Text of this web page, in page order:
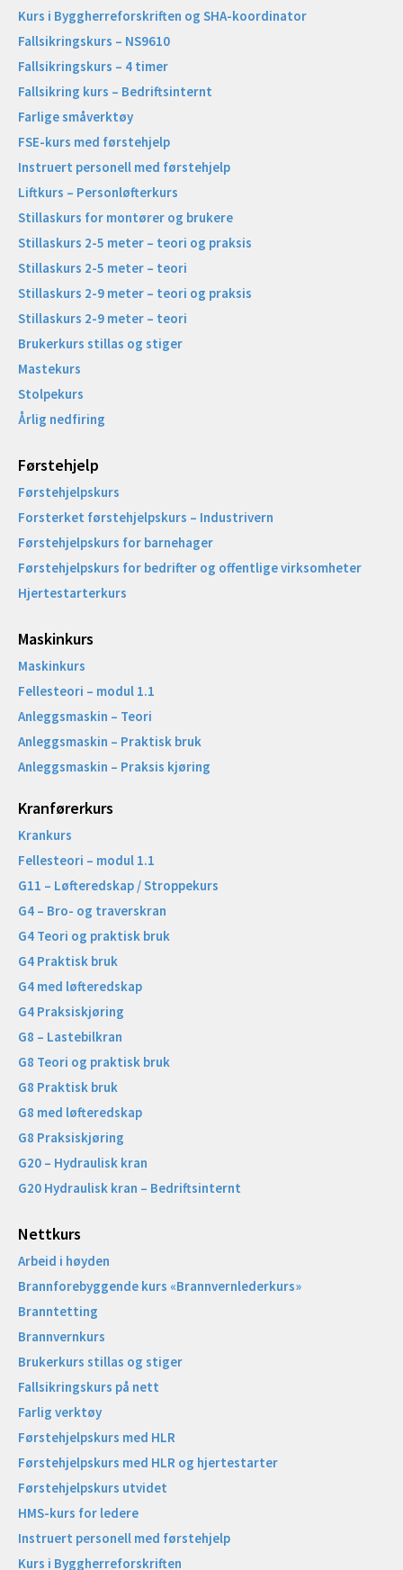
Kurs i Byggherreforskriften og SHA-koordinator
Fallsikringskurs – NS9610
Fallsikringskurs – 4 timer
Fallsikring kurs – Bedriftsinternt
Farlige småverktøy
FSE-kurs med førstehjelp
Instruert personell med førstehjelp
Liftkurs – Personløfterkurs
Stillaskurs for montører og brukere
Stillaskurs 2-5 meter – teori og praksis
Stillaskurs 2-5 meter – teori
Stillaskurs 2-9 meter – teori og praksis
Stillaskurs 2-9 meter – teori
Brukerkurs stillas og stiger
Mastekurs
Stolpekurs
Årlig nedfiring
Førstehjelp
Førstehjelpskurs
Forsterket førstehjelpskurs – Industrivern
Førstehjelpskurs for barnehager
Førstehjelpskurs for bedrifter og offentlige virksomheter
Hjertestarterkurs
Maskinkurs
Maskinkurs
Fellesteori – modul 1.1
Anleggsmaskin – Teori
Anleggsmaskin – Praktisk bruk
Anleggsmaskin – Praksis kjøring
Kranførerkurs
Krankurs
Fellesteori – modul 1.1
G11 – Løfteredskap / Stroppekurs
G4 – Bro- og traverskran
G4 Teori og praktisk bruk
G4 Praktisk bruk
G4 med løfteredskap
G4 Praksiskjøring
G8 – Lastebilkran
G8 Teori og praktisk bruk
G8 Praktisk bruk
G8 med løfteredskap
G8 Praksiskjøring
G20 – Hydraulisk kran
G20 Hydraulisk kran – Bedriftsinternt
Nettkurs
Arbeid i høyden
Brannforebyggende kurs «Brannvernlederkurs»
Branntetting
Brannvernkurs
Brukerkurs stillas og stiger
Fallsikringskurs på nett
Farlig verktøy
Førstehjelpskurs med HLR
Førstehjelpskurs med HLR og hjertestarter
Førstehjelpskurs utvidet
HMS-kurs for ledere
Instruert personell med førstehjelp
Kurs i Byggherreforskriften